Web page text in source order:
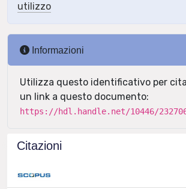
utilizzo
Informazioni
Utilizza questo identificativo per
un link a questo documento:
https://hdl.handle.net/10446/
Citazioni